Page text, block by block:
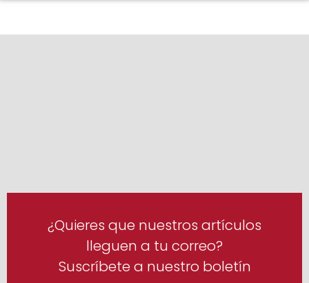
¿Quieres que nuestros artículos
lleguen a tu correo?
Suscríbete a nuestro boletín